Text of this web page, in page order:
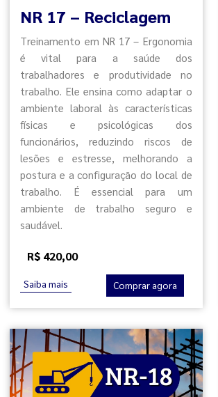
NR 17 – Reciclagem
Treinamento em NR 17 – Ergonomia
é vital para a saúde dos
trabalhadores e produtividade no
trabalho. Ele ensina como adaptar o
ambiente laboral às características
físicas e psicológicas dos
funcionários, reduzindo riscos de
lesões e estresse, melhorando a
postura e a configuração do local de
trabalho. É essencial para um
ambiente de trabalho seguro e
saudável.
R$ 420,00
Saiba mais Comprar agora